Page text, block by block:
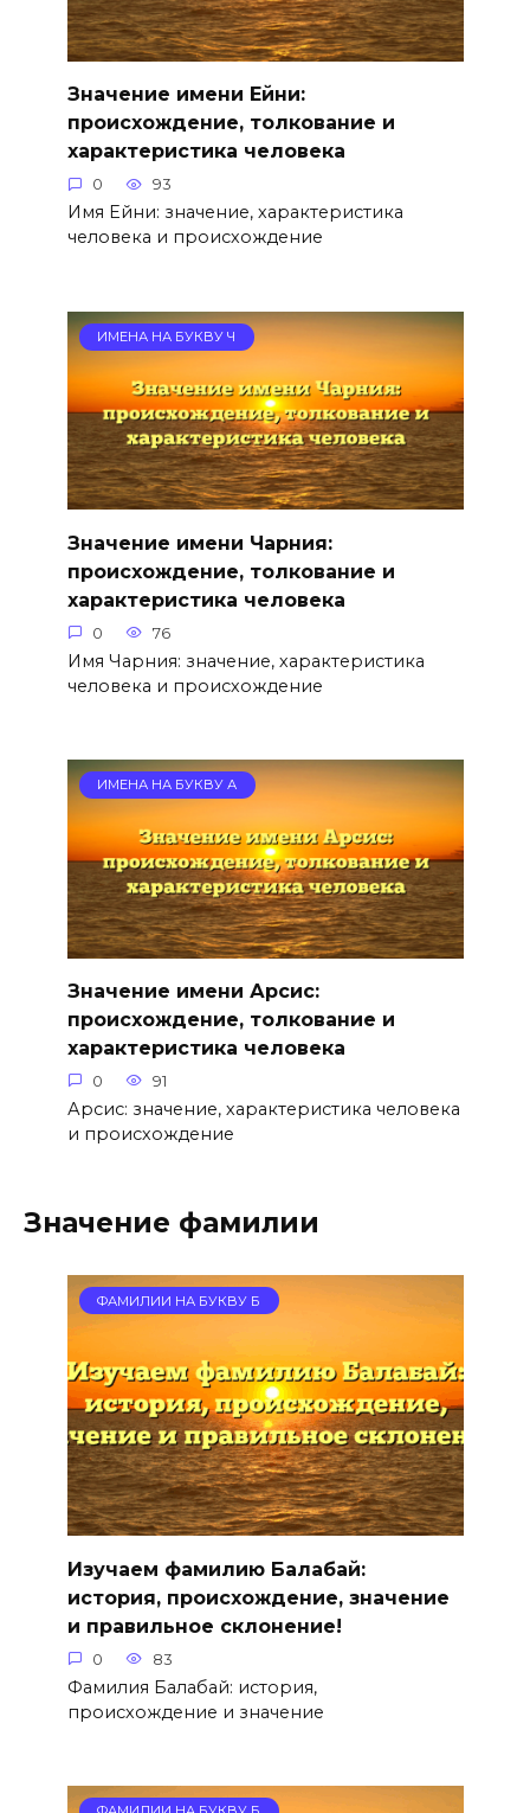
Значение имени Ейни:
происхождение, толкование и
характеристика человека
0 93
Имя Ейни: значение, характеристика
человека и происхождение
ИМЕНА НА БУКВУ Ч
Значение имени Чарния:
происхождение, толкование и
характеристика человека
0 76
Имя Чарния: значение, характеристика
человека и происхождение
ИМЕНА НА БУКВУ А
Значение имени Арсис:
происхождение, толкование и
характеристика человека
0 91
Арсис: значение, характеристика человека
и происхождение
Значение фамилии
ФАМИЛИИ НА БУКВУ Б
Изучаем фамилию Балабай:
история, происхождение, значение
и правильное склонение!
0 83
Фамилия Балабай: история,
происхождение и значение